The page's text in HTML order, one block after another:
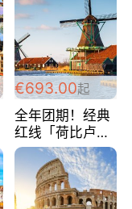
€693.00起
全年团期！经典
红线「荷比卢德
法」七天循环 五
国 仅售99欧/人/
天！巴黎上下！
包拼房~